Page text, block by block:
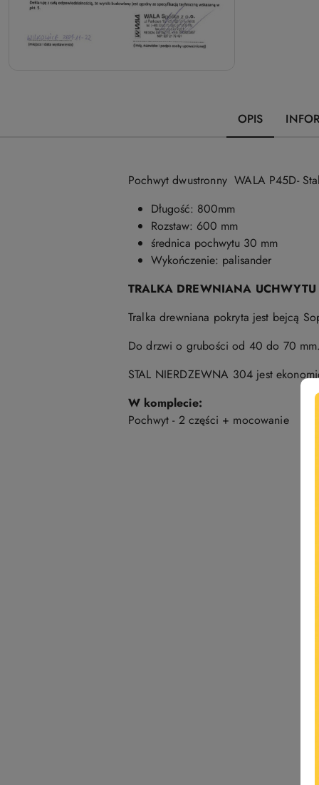
OPIS
Pochwyt dwustronny WALA P45D-
Długość: 800mm
Rozstaw: 600 mm
średnica pochwytu 30 mm
Wykończenie: palisander
TRALKA DREWNIANA UCHWYTU
Tralka drewniana pokryta jest bejcą
Do drzwi o grubości od 40 do 70 mm.
STAL NIERDZEWNA 304 jest
W komplecie:
Pochwyt - 2 części + mocowanie